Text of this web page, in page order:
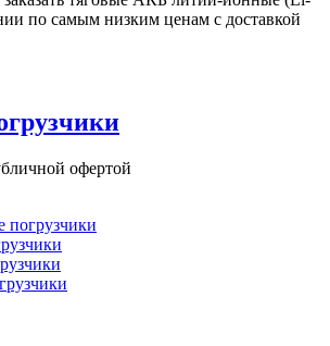
по самым низким ценам с доставкой
офертой
погрузчики